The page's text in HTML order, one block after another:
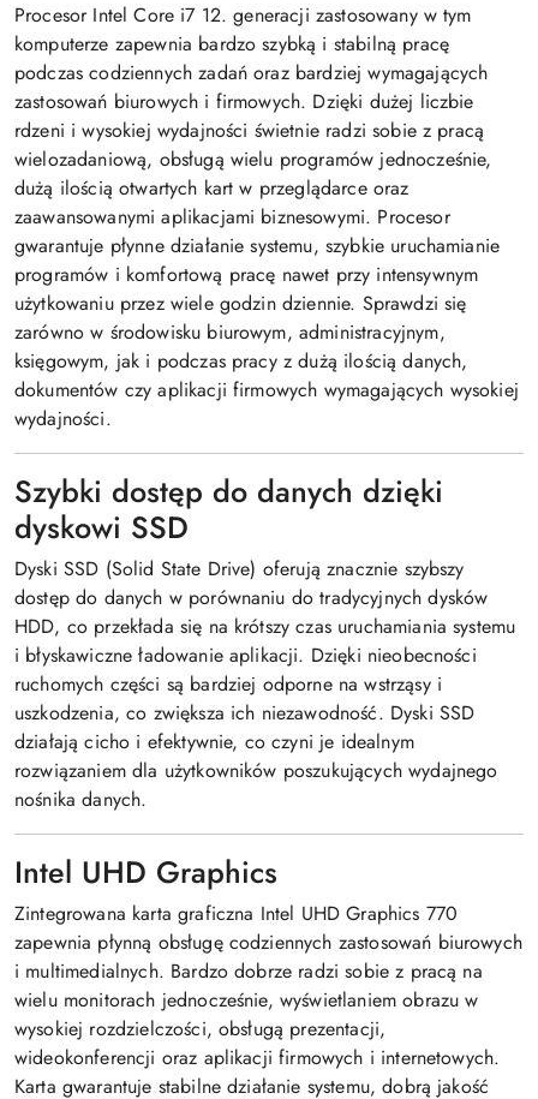
Procesor Intel Core i7 12. generacji zastosowany w tym
komputerze zapewnia bardzo szybką i stabilną pracę
podczas codziennych zadań oraz bardziej wymagających
zastosowań biurowych i firmowych. Dzięki dużej liczbie
rdzeni i wysokiej wydajności świetnie radzi sobie z pracą
wielozadaniową, obsługą wielu programów jednocześnie,
dużą ilością otwartych kart w przeglądarce oraz
zaawansowanymi aplikacjami biznesowymi. Procesor
gwarantuje płynne działanie systemu, szybkie uruchamianie
programów i komfortową pracę nawet przy intensywnym
użytkowaniu przez wiele godzin dziennie. Sprawdzi się
zarówno w środowisku biurowym, administracyjnym,
księgowym, jak i podczas pracy z dużą ilością danych,
dokumentów czy aplikacji firmowych wymagających wysokiej
wydajności.
Szybki dostęp do danych dzięki
dyskowi SSD
Dyski SSD (Solid State Drive) oferują znacznie szybszy
dostęp do danych w porównaniu do tradycyjnych dysków
HDD, co przekłada się na krótszy czas uruchamiania systemu
i błyskawiczne ładowanie aplikacji. Dzięki nieobecności
ruchomych części są bardziej odporne na wstrząsy i
uszkodzenia, co zwiększa ich niezawodność. Dyski SSD
działają cicho i efektywnie, co czyni je idealnym
rozwiązaniem dla użytkowników poszukujących wydajnego
nośnika danych.
Intel UHD Graphics
Zintegrowana karta graficzna Intel UHD Graphics 770
zapewnia płynną obsługę codziennych zastosowań biurowych
i multimedialnych. Bardzo dobrze radzi sobie z pracą na
wielu monitorach jednocześnie, wyświetlaniem obrazu w
wysokiej rozdzielczości, obsługą prezentacji,
wideokonferencji oraz aplikacji firmowych i internetowych.
Karta gwarantuje stabilne działanie systemu, dobrą jakość